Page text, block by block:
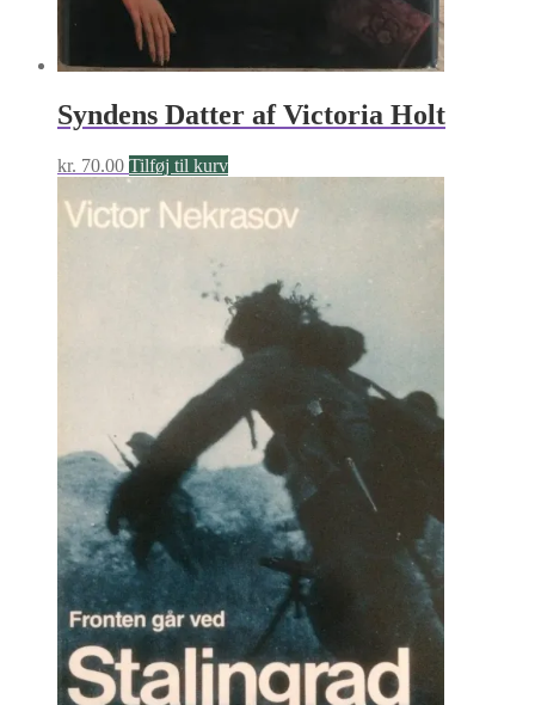
Syndens Datter af Victoria Holt
kr. 70.00 Tilføj til kurv